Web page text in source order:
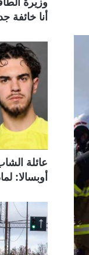
وزيرة
أنا
عائلة
أوبسالا: